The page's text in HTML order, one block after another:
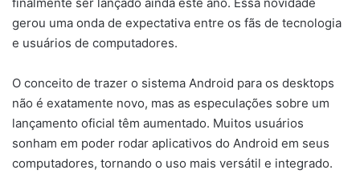
gerou uma onda de expectativa entre os fãs de tecnologia
e usuários de computadores.
O conceito de trazer o sistema Android para os desktops
não é exatamente novo, mas as especulações sobre um
lançamento oficial têm aumentado. Muitos usuários
sonham em poder rodar aplicativos do Android em seus
computadores, tornando o uso mais versátil e integrado.